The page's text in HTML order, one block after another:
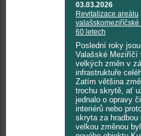
03.03.2026
Revitalizace areálu
60 letech
Poslední roky
Valašské Meziříčí
velkých změn v
infrastruktuře
Zatím většina
trochu skrytě, ať
jednalo o opravy
interiérů nebo
skryta za
velkou změnou